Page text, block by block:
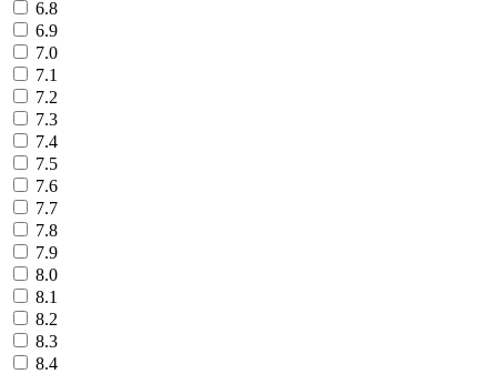
6.8
6.9
7.0
7.1
7.2
7.3
7.4
7.5
7.6
7.7
7.8
7.9
8.0
8.1
8.2
8.3
8.4